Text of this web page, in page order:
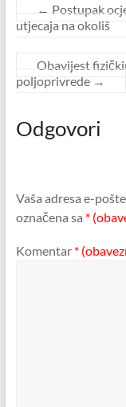
← Postupak
utjecaja na okoliš
Obavijest
poljoprivrede →
Odgovori
Vaša adresa e-
označena sa *
Komentar *